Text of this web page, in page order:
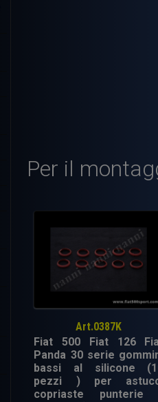
Per il
Art.0387K
Fiat 500 Fiat 126
Panda 30 serie
bassi al silicone
pezzi ) per
copriaste punterie